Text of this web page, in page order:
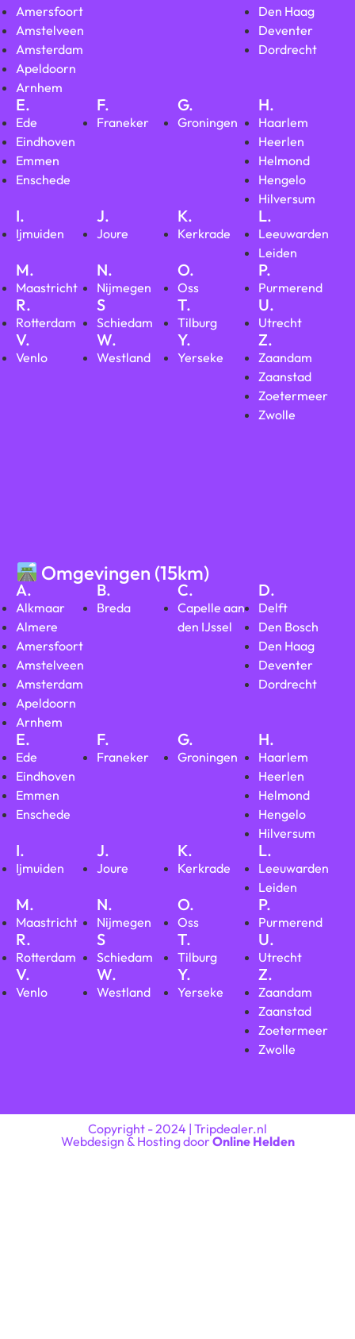
Amersfoort
Amstelveen
Amsterdam
Apeldoorn
Arnhem
Den Haag
Deventer
Dordrecht
E.
Ede
Eindhoven
Emmen
Enschede
F.
Franeker
G.
Groningen
H.
Haarlem
Heerlen
Helmond
Hengelo
Hilversum
I.
Ijmuiden
J.
Joure
K.
Kerkrade
L.
Leeuwarden
Leiden
M.
Maastricht
N.
Nijmegen
O.
Oss
P.
Purmerend
R.
Rotterdam
S
Schiedam
T.
Tilburg
U.
Utrecht
V.
Venlo
W.
Westland
Y.
Yerseke
Z.
Zaandam
Zaanstad
Zoetermeer
Zwolle
Omgevingen (15km)
A.
Alkmaar
Almere
Amersfoort
Amstelveen
Amsterdam
Apeldoorn
Arnhem
B.
Breda
C.
Capelle aan
den IJssel
D.
Delft
Den Bosch
Den Haag
Deventer
Dordrecht
E.
Ede
Eindhoven
Emmen
Enschede
F.
Franeker
G.
Groningen
H.
Haarlem
Heerlen
Helmond
Hengelo
Hilversum
I.
Ijmuiden
J.
Joure
K.
Kerkrade
L.
Leeuwarden
Leiden
M.
Maastricht
N.
Nijmegen
O.
Oss
P.
Purmerend
R.
Rotterdam
S
Schiedam
T.
Tilburg
U.
Utrecht
V.
Venlo
W.
Westland
Y.
Yerseke
Z.
Zaandam
Zaanstad
Zoetermeer
Zwolle
Copyright - 2024 | Tripdealer.nl
Webdesign & Hosting doorOnline Helden